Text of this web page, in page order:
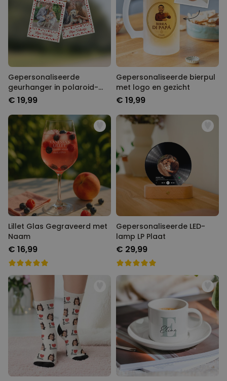
Gepersonaliseerde
geurhanger in polaroid-
look met hartjes set van 2
€ 19,99
Gepersonaliseerde bierpul
met logo en gezicht
€ 19,99
Lillet Glas Gegraveerd met
Naam
€ 16,99
Gepersonaliseerde LED-
lamp LP Plaat
€ 29,99